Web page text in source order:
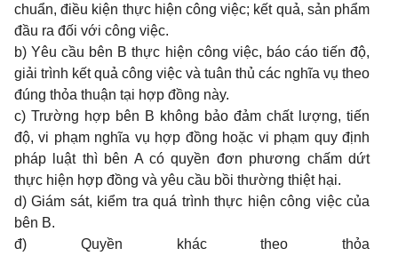
chuẩn, điều kiện thực hiện công việc; kết quả, sản phẩm
đầu ra đối với công việc.
b) Yêu cầu bên B thực hiện công việc, báo cáo tiến độ,
giải trình kết quả công việc và tuân thủ các nghĩa vụ theo
đúng thỏa thuận tại hợp đồng này.
c) Trường hợp bên B không bảo đảm chất lượng, tiến
độ, vi phạm nghĩa vụ hợp đồng hoặc vi phạm quy định
pháp luật thì bên A có quyền đơn phương chấm dứt
thực hiện hợp đồng và yêu cầu bồi thường thiệt hại.
d) Giám sát, kiểm tra quá trình thực hiện công việc của
bên B.
đ) Quyền khác theo thỏa